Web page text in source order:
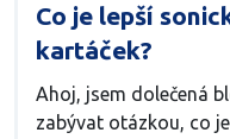
Co je lepší
kartáček?
Ahoj, jsem dolečená
zabývat otázkou, co